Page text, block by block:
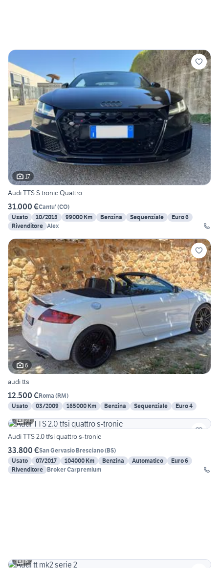
17
Audi TTS S tronic Quattro
31.000 €Cantu' (CO)
Usato
10/2015 99000 Km Benzina Sequenziale
Euro 6
Rivenditore Alex
6
audi tts
12.500 €Roma (RM)
Usato
03/2009 165000 Km Benzina Sequenziale
Euro 4
21
Audi TTS 2.0 tfsi quattro s-tronic
33.800 €San Gervasio Bresciano(BS)
Usato
07/2017 104000 Km Benzina Automatico
Euro 6
Rivenditore Broker Carpremium
6